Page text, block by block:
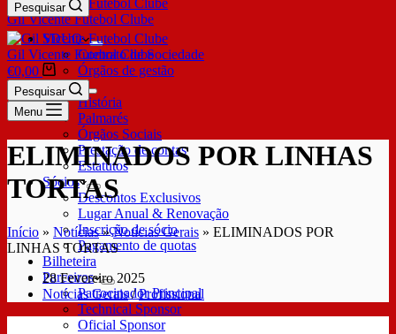
Gil Vicente Futebol Clube
Pesquisar
SDUQ
Contrato de Sociedade
Órgãos de gestão
Clube
História
Palmarés
Órgãos Sociais
Prestação de contas
Estatutos
Sócios
Descontos Exclusivos
Lugar Anual & Renovação
Inscrição de sócio
Pagamento de quotas
Bilheteira
Parceiros
Patrocinador Principal
Technical Sponsor
Oficial Sponsor
Gil Vicente Futebol Clube
€0,00
Pesquisar
Menu
ELIMINADOS POR LINHAS
TORTAS
Início » Notícias»Notícias Gerais » ELIMINADOS POR
LINHAS TORTAS
28 Fevereiro 2025
Notícias Gerais/Profissional